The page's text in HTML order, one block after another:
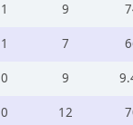
1 9
1 7
0 9
0 12